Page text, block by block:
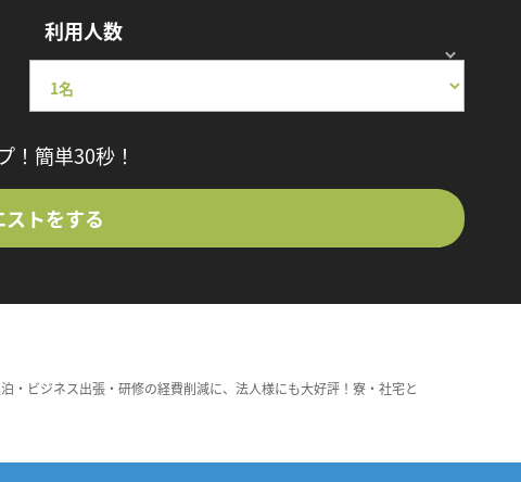
利用人数
！簡単30秒！
トをする
・ビジネス出張・研修の経費削減に、法人様にも大好評！寮・社宅と